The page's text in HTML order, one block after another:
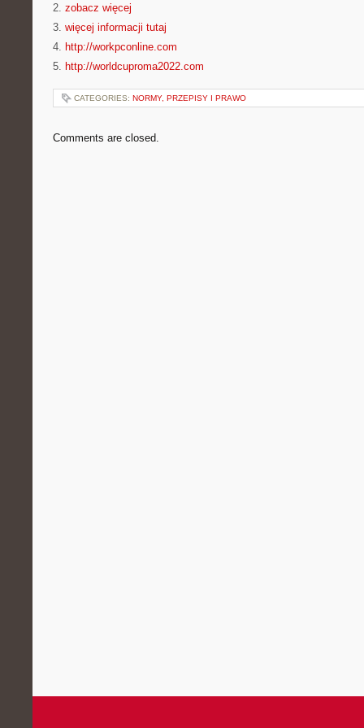
2. zobacz więcej
3. więcej informacji tutaj
4. http://workpconline.com
5. http://worldcuproma2022.com
CATEGORIES: NORMY, PRZEPISY I PRAWO
Comments are closed.